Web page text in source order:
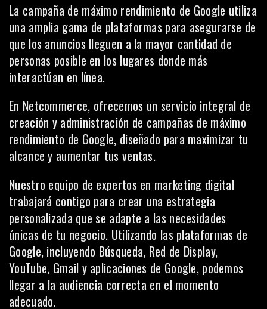
La campaña de máximo rendimiento de Google utiliza
una amplia gama de plataformas para asegurarse de
que los anuncios lleguen a la mayor cantidad de
personas posible en los lugares donde más
interactúan en línea.
En Netcommerce, ofrecemos un servicio integral de
creación y administración de campañas de máximo
rendimiento de Google, diseñado para maximizar tu
alcance y aumentar tus ventas.
Nuestro equipo de expertos en marketing digital
trabajará contigo para crear una estrategia
personalizada que se adapte a las necesidades
únicas de tu negocio. Utilizando las plataformas de
Google, incluyendo Búsqueda, Red de Display,
YouTube, Gmail y aplicaciones de Google, podemos
llegar a la audiencia correcta en el momento
adecuado.